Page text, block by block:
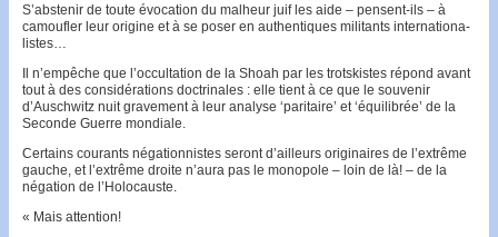
S’abstenir de toute évocation du malheur juif les aide – pensent-ils – à
camoufler leur origine et à se poser en authentiques mili­tants interna­tiona­
listes…
Il n’empêche que l’occultation de la Shoah par les trotskistes répond avant
tout à des considérations doctrinales : elle tient à ce que le souvenir
d’Auschwitz nuit gravement à leur analyse ‘paritai­re’ et ‘équilibrée’ de la
Seconde Guerre mondiale.
Certains courants négationnistes seront d’ailleurs originaires de l’ex­trême
gauche, et l’extrême droite n’aura pas le monopole – loin de là! – de la
négation de l’Holocauste.
« Mais attention!